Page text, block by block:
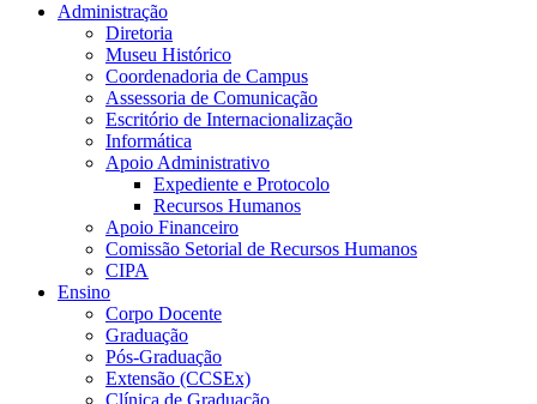
Administração
Diretoria
Museu Histórico
Coordenadoria de Campus
Assessoria de Comunicação
Escritório de Internacionalização
Informática
Apoio Administrativo
Expediente e Protocolo
Recursos Humanos
Apoio Financeiro
Comissão Setorial de Recursos Humanos
CIPA
Ensino
Corpo Docente
Graduação
Pós-Graduação
Extensão (CCSEx)
Clínica de Graduação